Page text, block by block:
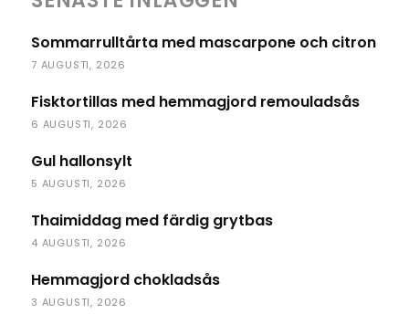
Sommarrulltårta med mascarpone och citron
7 AUGUSTI, 2026
Fisktortillas med hemmagjord remouladsås
6 AUGUSTI, 2026
Gul hallonsylt
5 AUGUSTI, 2026
Thaimiddag med färdig grytbas
4 AUGUSTI, 2026
Hemmagjord chokladsås
3 AUGUSTI, 2026